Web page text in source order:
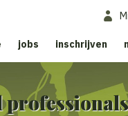
jobs inschrijven
professionals